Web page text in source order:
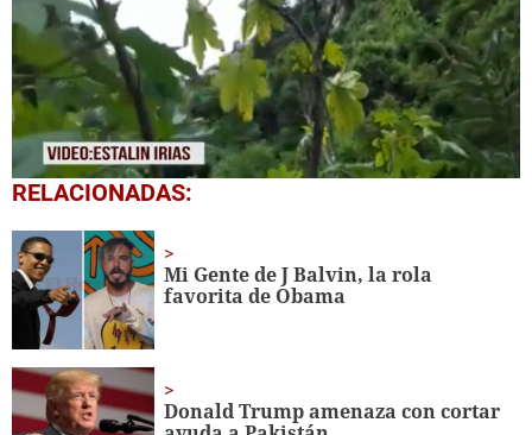
0
seconds
43
seconds
RELACIONADAS:
Mi Gente de J Balvin, la rola
favorita de Obama
Donald Trump amenaza con cortar